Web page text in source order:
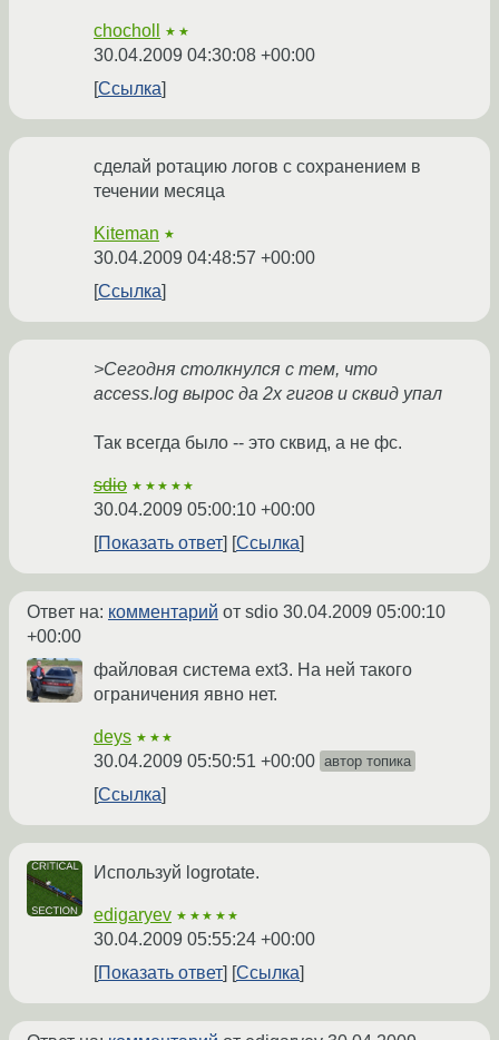
chocholl ★★
30.04.2009 04:30:08 +00:00
Ссылка
сделай ротацию логов с сохранением в
течении месяца
Kiteman ★
30.04.2009 04:48:57 +00:00
Ссылка
>Сегодня столкнулся с тем, что
access.log вырос да 2х гигов и сквид упал
Так всегда было -- это сквид, а не фс.
sdio ★★★★★
30.04.2009 05:00:10 +00:00
Показать ответ
Ссылка
Ответ на: комментарий от sdio 30.04.2009 05:00:10
+00:00
файловая система ext3. На ней такого
ограничения явно нет.
deys ★★★
30.04.2009 05:50:51 +00:00 автор топика
Ссылка
Используй logrotate.
edigaryev ★★★★★
30.04.2009 05:55:24 +00:00
Показать ответ
Ссылка